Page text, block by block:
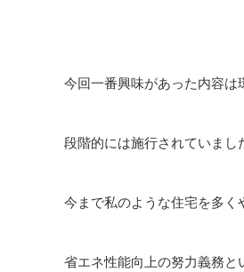
今回一番興味があった内容は
段階的には施行されていまし
今まで私のような住宅を多く
省エネ性能向上の努力義務と